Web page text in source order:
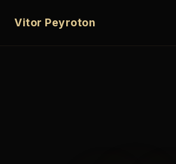
Vitor Peyroton